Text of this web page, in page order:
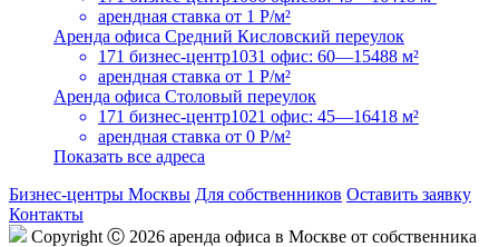
арендная ставка от 1 Р/м²
Аренда офиса Средний Кисловский переулок
171 бизнес-центр1031 офис: 60—15488 м²
арендная ставка от 1 Р/м²
Аренда офиса Столовый переулок
171 бизнес-центр1021 офис: 45—16418 м²
арендная ставка от 0 Р/м²
Показать все адреса
Бизнес-центры Москвы Для собственников Оставить заявку
Контакты
Copyright Ⓒ 2026 аренда офиса в Москве от собственника